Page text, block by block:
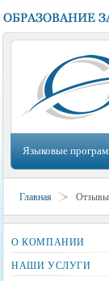
Языковые
Главная Отзывы
О КОМПАНИИ
НАШИ УСЛУГИ